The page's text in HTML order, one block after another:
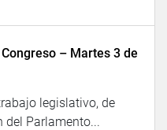
– Martes 3 de
legislativo, de
del Parlamento...